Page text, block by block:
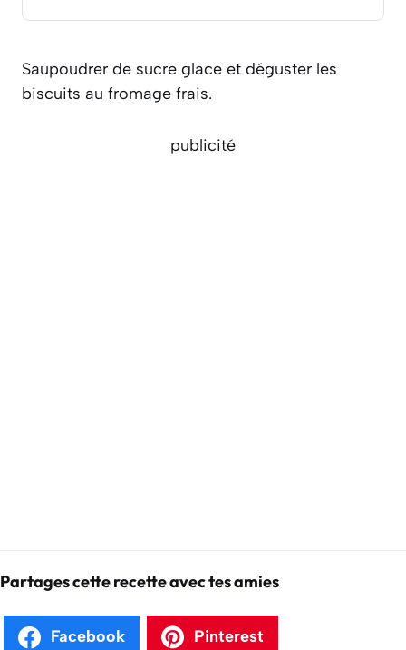
Saupoudrer de sucre glace et déguster les
biscuits au fromage frais.
publicité
Partages cette recette avec tes amies
Facebook Pinterest